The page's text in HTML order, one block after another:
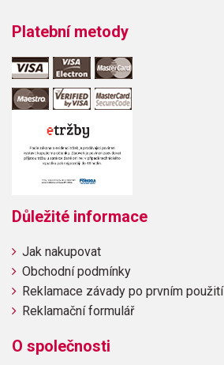
Platební metody
Důležité informace
Jak nakupovat
Obchodní podmínky
Reklamace závady po prvním použití
Reklamační formulář
O společnosti